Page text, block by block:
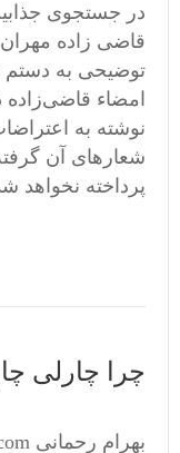
در جستجوی
قاضی زاده
توضیحی به دستم
امضاء
نوشته به
شعارهای آن
پرداخته نخواهد
چرا چارلی